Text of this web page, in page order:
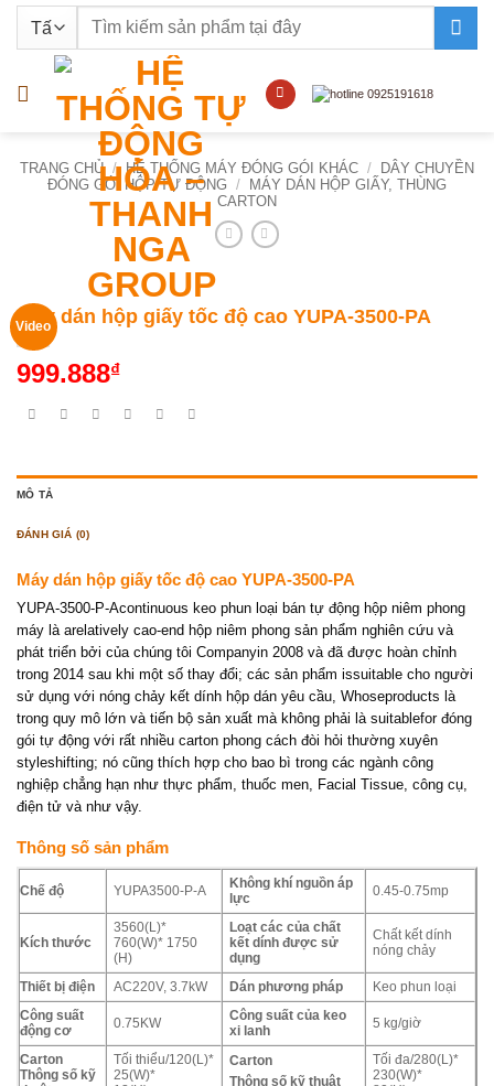
nội
Tìm
TRANG CHỦ / HỆ THỐNG MÁY ĐÓNG GÓI KHÁC /
DÂY CHUYỀN
ĐÓNG GÓI HỘP TỰ ĐỘNG /
MÁY DÁN HỘP GIẤY, THÙNG
CARTON
Video
Máy dán hộp giấy tốc độ cao YUPA-3500-PA
999.888₫
MÔ TẢ
ĐÁNH GIÁ (0)
Máy dán hộp giấy tốc độ cao YUPA-3500-PA
YUPA-3500-P-Acontinuous keo phun loại bán tự động hộp niêm phong
máy là arelatively cao-end hộp niêm phong sản phẩm nghiên cứu và
phát triển bởi của chúng tôi Companyin 2008 và đã được hoàn chỉnh
trong 2014 sau khi một số thay đổi; các sản phẩm issuitable cho người
sử dụng với nóng chảy kết dính hộp dán yêu cầu, Whoseproducts là
trong quy mô lớn và tiến bộ sản xuất mà không phải là suitablefor đóng
gói tự động với rất nhiều carton phong cách đòi hỏi thường xuyên
styleshifting; nó cũng thích hợp cho bao bì trong các ngành công
nghiệp chẳng hạn như thực phẩm, thuốc men, Facial Tissue, công cụ,
điện tử và như vậy.
Thông số sản phẩm
Chế độ YUPA3500-P-A
Không khí nguồn áp
lực
0.45-0.75mp
Kích thước
3560(L)*
760(W)* 1750
(H)
Loạt các của chất
kết dính được sử
dụng
Chất kết dính
nóng chảy
Thiết bị điện AC220V, 3.7kW Dán phương pháp Keo phun loại
Công suất
động cơ
0.75KW
Công suất của keo
xi lanh
5 kg/giờ
Carton
Thông số kỹ
Tối thiểu/120(L)*
25(W)*
Carton
Thông số kỹ thuật
Tối đa/280(L)*
230(W)*